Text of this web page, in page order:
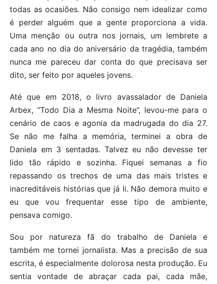
todas as ocasiões. Não consigo nem idealizar como
é perder alguém que a gente proporciona a vida.
Uma menção ou outra nos jornais, um lembrete a
cada ano no dia do aniversário da tragédia, também
nunca me pareceu dar conta do que precisava ser
dito, ser feito por aqueles jovens.
Até que em 2018, o livro avassalador de Daniela
Arbex, “Todo Dia a Mesma Noite”, levou-me para o
cenário de caos e agonia da madrugada do dia 27.
Se não me falha a memória, terminei a obra de
Daniela em 3 sentadas. Talvez eu não devesse ter
lido tão rápido e sozinha. Fiquei semanas a fio
repassando os trechos de uma das mais tristes e
inacreditáveis histórias que já li. Não demora muito e
eu que vou frequentar esse tipo de ambiente,
pensava comigo.
Sou por natureza fã do trabalho de Daniela e
também me tornei jornalista. Mas a precisão de sua
escrita, é especialmente dolorosa nesta produção. Eu
sentia vontade de abraçar cada pai, cada mãe,